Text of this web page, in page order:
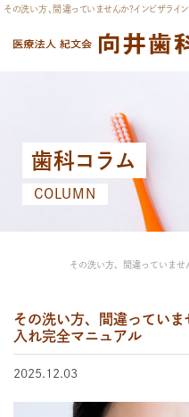
その洗い方、間違っていませんか?インビザラ
歯科コラム
COLUMN
その洗い方、間違っていま
その洗い方、間違ってい
入れ完全マニュアル
2025.12.03